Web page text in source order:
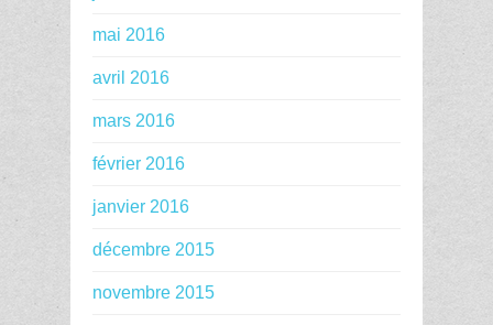
mai 2016
avril 2016
mars 2016
février 2016
janvier 2016
décembre 2015
novembre 2015